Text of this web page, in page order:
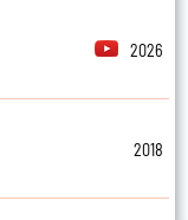
2026
2018